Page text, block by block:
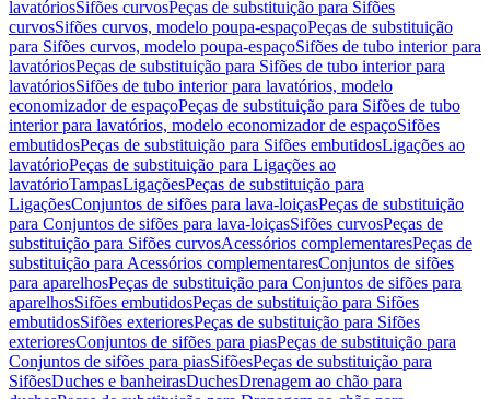
lavatóriosSifões curvosPeças de substituição para Sifões
curvosSifões curvos, modelo poupa-espaçoPeças de substituição
para Sifões curvos, modelo poupa-espaçoSifões de tubo interior para
lavatóriosPeças de substituição para Sifões de tubo interior para
lavatóriosSifões de tubo interior para lavatórios, modelo
economizador de espaçoPeças de substituição para Sifões de tubo
interior para lavatórios, modelo economizador de espaçoSifões
embutidosPeças de substituição para Sifões embutidosLigações ao
lavatórioPeças de substituição para Ligações ao
lavatórioTampasLigaçõesPeças de substituição para
LigaçõesConjuntos de sifões para lava-loiçasPeças de substituição
para Conjuntos de sifões para lava-loiçasSifões curvosPeças de
substituição para Sifões curvosAcessórios complementaresPeças de
substituição para Acessórios complementaresConjuntos de sifões
para aparelhosPeças de substituição para Conjuntos de sifões para
aparelhosSifões embutidosPeças de substituição para Sifões
embutidosSifões exterioresPeças de substituição para Sifões
exterioresConjuntos de sifões para piasPeças de substituição para
Conjuntos de sifões para piasSifõesPeças de substituição para
SifõesDuches e banheirasDuchesDrenagem ao chão para